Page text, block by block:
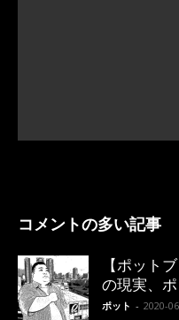
コメントの多い記事
【ポット
の現実、ポ
ポット - 2020-